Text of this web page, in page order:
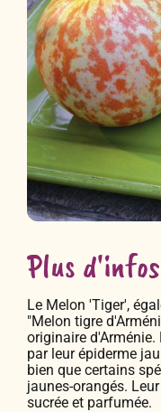
Plus
Le Melon 'Tiger',
"Melon tigre
originaire
par leur épiderme
bien que certains
jaunes-orangés.
sucrée et parfumée.